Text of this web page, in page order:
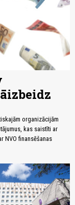
organizācijām
kas saistīti ar
NVO finansēšanas